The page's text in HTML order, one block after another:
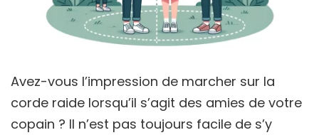
Avez-vous l’impression de marcher sur la
corde raide lorsqu’il s’agit des amies de votre
copain ? Il n’est pas toujours facile de s’y